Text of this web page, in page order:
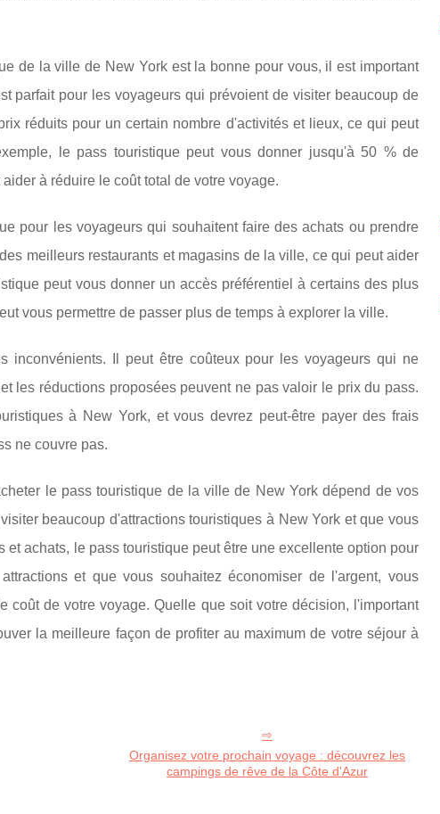
de la ville de New York est la bonne pour vous, il est important
parfait pour les voyageurs qui prévoient de visiter beaucoup de
réduits pour un certain nombre d'activités et lieux, ce qui peut
le pass touristique peut vous donner jusqu'à 50 % de
à réduire le coût total de votre voyage.
pour les voyageurs qui souhaitent faire des achats ou prendre
meilleurs restaurants et magasins de la ville, ce qui peut aider
peut vous donner un accès préférentiel à certains des plus
vous permettre de passer plus de temps à explorer la ville.
inconvénients. Il peut être coûteux pour les voyageurs qui ne
les réductions proposées peuvent ne pas valoir le prix du pass.
à New York, et vous devrez peut-être payer des frais
ne couvre pas.
le pass touristique de la ville de New York dépend de vos
beaucoup d'attractions touristiques à New York et que vous
achats, le pass touristique peut être une excellente option pour
et que vous souhaitez économiser de l'argent, vous
coût de votre voyage. Quelle que soit votre décision, l'important
la meilleure façon de profiter au maximum de votre séjour à
Organisez votre prochain voyage : découvrez les
campings de rêve de la Côte d'Azur